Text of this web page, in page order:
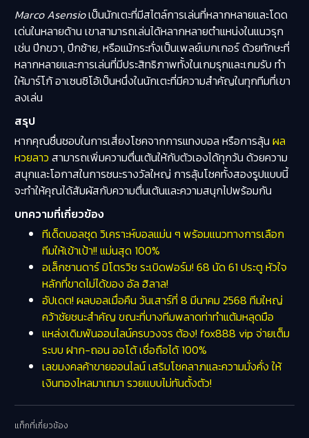
Marco Asensioเป็นนักเตะที่มีสไตล์การเล่นที่หลากหลายและโดด
เด่นในหลายด้าน เขาสามารถเล่นได้หลากหลายตำแหน่งในแนวรุก
เช่น ปีกขวา, ปีกซ้าย, หรือแม้กระทั่งเป็นเพลย์เมกเกอร์ ด้วยทักษะที่
หลากหลายและการเล่นที่มีประสิทธิภาพทั้งในเกมรุกและเกมรับ ทำ
ให้มาร์โก้ อาเซนซิโอ้เป็นหนึ่งในนักเตะที่มีความสำคัญในทุกทีมที่เขา
ลงเล่น
สรุป
หากคุณชื่นชอบในการเสี่ยงโชคจากการแทงบอล หรือการลุ้น ผล
หวยลาว สามารถเพิ่มความตื่นเต้นให้กับตัวเองได้ทุกวัน ด้วยความ
สนุกและโอกาสในการชนะรางวัลใหญ่ การลุ้นโชคทั้งสองรูปแบบนี้
จะทำให้คุณได้สัมผัสกับความตื่นเต้นและความสนุกไปพร้อมกัน
บทความที่เกี่ยวข้อง
ทีเด็ดบอลชุด วิเคราะห์บอลแม่น ๆ พร้อมแนวทางการเลือก
ทีมให้เข้าเป้า!! แม่นสุด 100%
อเล็กซานดาร์ มิโตรวิช ระเบิดฟอร์ม! 68 นัด 61 ประตู หัวใจ
หลักที่ขาดไม่ได้ของ อัล ฮิลาล!
อัปเดต! ผลบอลเมื่อคืน วันเสาร์ที่ 8 มีนาคม 2568 ทีมใหญ่
คว้าชัยชนะสำคัญ ขณะที่บางทีมพลาดท่าทำแต้มหลุดมือ
แหล่งเดิมพันออนไลน์ครบวงจร ต้อง! fox888 vip จ่ายเต็ม
ระบบ ฝาก-ถอน ออโต้ เชื่อถือได้ 100%
เลขมงคลค้าขายออนไลน์ เสริมโชคลาภและความมั่งคั่ง ให้
เงินทองไหลมาเทมา รวยแบบไม่ทันตั้งตัว!
แท็กที่เกี่ยวข้อง